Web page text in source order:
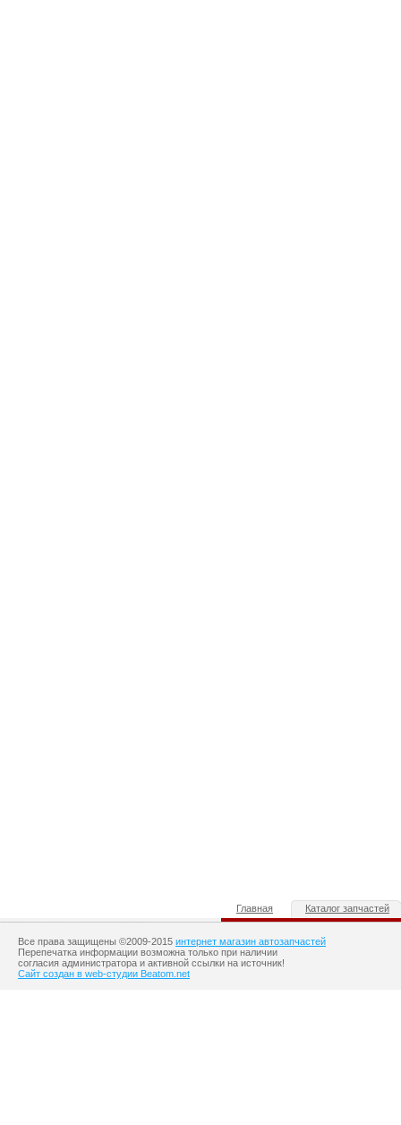
Главная Каталог запчастей
Все права защищены ©2009-2015 интернет магазин автозапчастей
Перепечатка информации возможна только при наличии
согласия администратора и активной ссылки на источник!
Сайт создан в web-студии Beatom.net